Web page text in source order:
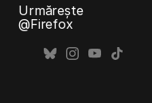
Urmărește
@Firefox